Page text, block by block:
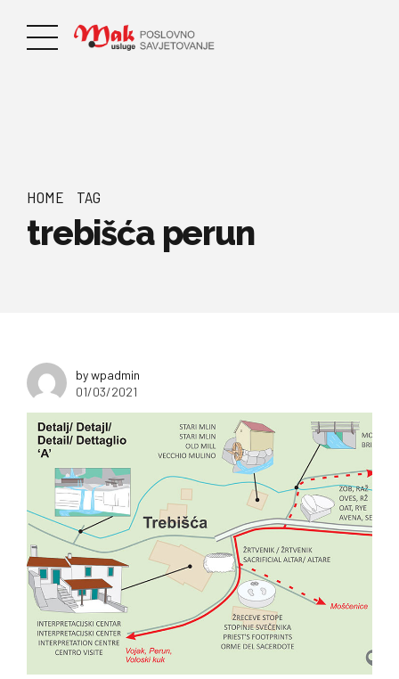
HOME TAG
trebišća perun
by wpadmin
01/03/2021